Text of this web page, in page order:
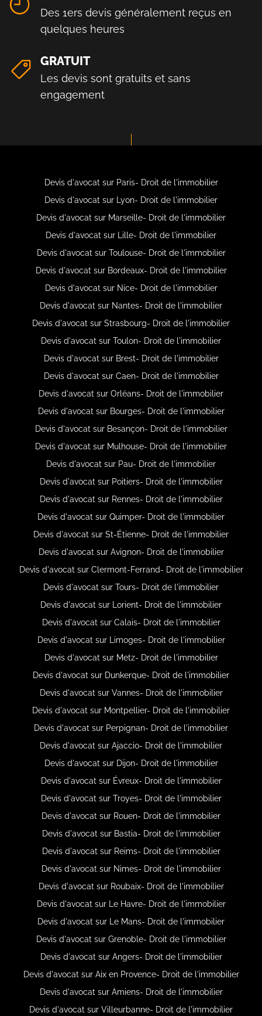
Des 1ers devis généralement reçus en
quelques heures
GRATUIT
Les devis sont gratuits et sans
engagement
Devis d'avocat sur Paris- Droit de l'immobilier
Devis d'avocat sur Lyon- Droit de l'immobilier
Devis d'avocat sur Marseille- Droit de l'immobilier
Devis d'avocat sur Lille- Droit de l'immobilier
Devis d'avocat sur Toulouse- Droit de l'immobilier
Devis d'avocat sur Bordeaux- Droit de l'immobilier
Devis d'avocat sur Nice- Droit de l'immobilier
Devis d'avocat sur Nantes- Droit de l'immobilier
Devis d'avocat sur Strasbourg- Droit de l'immobilier
Devis d'avocat sur Toulon- Droit de l'immobilier
Devis d'avocat sur Brest- Droit de l'immobilier
Devis d'avocat sur Caen- Droit de l'immobilier
Devis d'avocat sur Orléans- Droit de l'immobilier
Devis d'avocat sur Bourges- Droit de l'immobilier
Devis d'avocat sur Besançon- Droit de l'immobilier
Devis d'avocat sur Mulhouse- Droit de l'immobilier
Devis d'avocat sur Pau- Droit de l'immobilier
Devis d'avocat sur Poitiers- Droit de l'immobilier
Devis d'avocat sur Rennes- Droit de l'immobilier
Devis d'avocat sur Quimper- Droit de l'immobilier
Devis d'avocat sur St-Étienne- Droit de l'immobilier
Devis d'avocat sur Avignon- Droit de l'immobilier
Devis d'avocat sur Clermont-Ferrand- Droit de l'immobilier
Devis d'avocat sur Tours- Droit de l'immobilier
Devis d'avocat sur Lorient- Droit de l'immobilier
Devis d'avocat sur Calais- Droit de l'immobilier
Devis d'avocat sur Limoges- Droit de l'immobilier
Devis d'avocat sur Metz- Droit de l'immobilier
Devis d'avocat sur Dunkerque- Droit de l'immobilier
Devis d'avocat sur Vannes- Droit de l'immobilier
Devis d'avocat sur Montpellier- Droit de l'immobilier
Devis d'avocat sur Perpignan- Droit de l'immobilier
Devis d'avocat sur Ajaccio- Droit de l'immobilier
Devis d'avocat sur Dijon- Droit de l'immobilier
Devis d'avocat sur Évreux- Droit de l'immobilier
Devis d'avocat sur Troyes- Droit de l'immobilier
Devis d'avocat sur Rouen- Droit de l'immobilier
Devis d'avocat sur Bastia- Droit de l'immobilier
Devis d'avocat sur Reims- Droit de l'immobilier
Devis d'avocat sur Nimes- Droit de l'immobilier
Devis d'avocat sur Roubaix- Droit de l'immobilier
Devis d'avocat sur Le Havre- Droit de l'immobilier
Devis d'avocat sur Le Mans- Droit de l'immobilier
Devis d'avocat sur Grenoble- Droit de l'immobilier
Devis d'avocat sur Angers- Droit de l'immobilier
Devis d'avocat sur Aix en Provence- Droit de l'immobilier
Devis d'avocat sur Amiens- Droit de l'immobilier
Devis d'avocat sur Villeurbanne- Droit de l'immobilier